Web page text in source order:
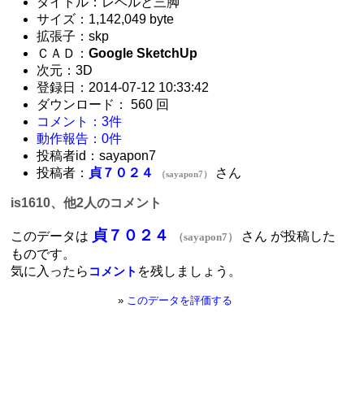
サイズ：1,142,049 byte
拡張子：skp
ＣＡＤ：Google SketchUp
次元：3D
登録日：2014-07-12 10:33:42
ダウンロード： 560 回
コメント：3件
動作報告：0件
投稿者id：sayapon7
投稿者： 貞７０２４ （sayapon7） さん
is1610、他2人のコメント
このデータは 貞７０２４ （sayapon7）
さん が投稿した
ものです。
気に入ったら コメント を残しましょう。
» このデータを評価する